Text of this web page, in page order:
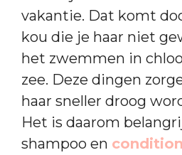
vakantie. Dat komt
kou die je haar niet
het zwemmen in
zee. Deze dingen
haar sneller droog
Het is daarom
shampoo en